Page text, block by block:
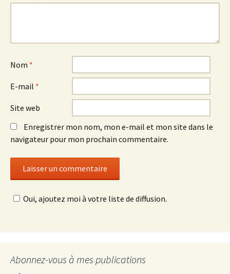
Nom *
E-mail *
Site web
Enregistrer mon nom, mon e-mail et mon site dans le
navigateur pour mon prochain commentaire.
Oui, ajoutez moi à votre liste de diffusion.
Abonnez-vous à mes publications